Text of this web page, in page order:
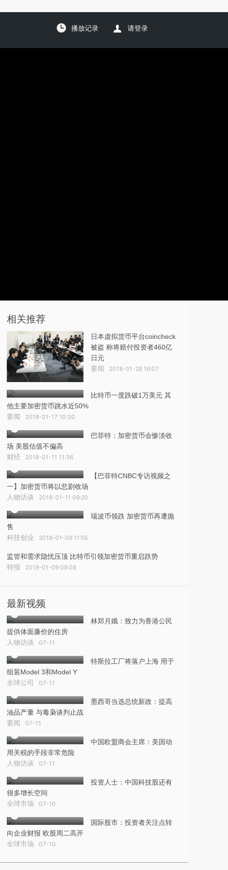
播放记录 请登录
相关推荐
日本虚拟货币平台coincheck
被盗 称将赔付投资者460亿
日元
要闻 2018-01-28 16:07
比特币一度跌破1万美元 其
他主要加密货币跳水近50%
要闻 2018-01-17 10:30
巴菲特：加密货币会惨淡收
场 美股估值不偏高
财经 2018-01-11 11:36
【巴菲特CNBC专访视频之
一】加密货币将以悲剧收场
人物访谈 2018-01-11 09:20
瑞波币领跌 加密货币再遭抛
售
科技创业 2018-01-09 11:55
监管和需求隐忧压顶 比特币引领加密货币重启跌势
特报 2018-01-09 09:08
最新视频
林郑月娥：致力为香港公民
提供体面廉价的住房
人物访谈 07-11
特斯拉工厂将落户上海 用于
组装Model 3和Model Y
全球公司 07-11
墨西哥当选总统新政：提高
油品产量 与毒枭谈判止战
要闻 07-11
中国欧盟商会主席：美国动
用关税的手段非常危险
人物访谈 07-11
投资人士：中国科技股还有
很多增长空间
全球市场 07-10
国际股市：投资者关注点转
向企业财报 欧股周二高开
全球市场 07-10